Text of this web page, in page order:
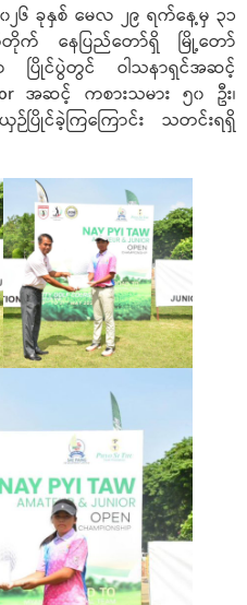
၆ ခုနှစ် မေလ ၂၉ ရက်နေ့မှ ၃၁
နေပြည်တော်ရှိ မြို့တော်
ာ ပြိုင်ပွဲတွင် ဝါသနာရှင်အဆင့်
အဆင့် ကစားသမား ၅၀ ဦး၊
ပြိုင်ခဲ့ကြကြောင်း သတင်းရရှိ